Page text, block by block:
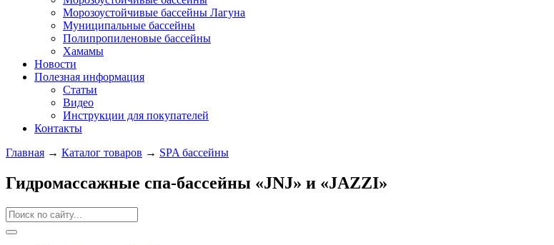
Морозоустойчивые бассейны Лагуна
Муниципальные бассейны
Полипропиленовые бассейны
Хамамы
Новости
Полезная информация
Статьи
Видео
Инструкции для покупателей
Контакты
Главная → Каталог товаров → SPA бассейны
Гидромассажные спа-бассейны «JNJ» и «JAZZI»